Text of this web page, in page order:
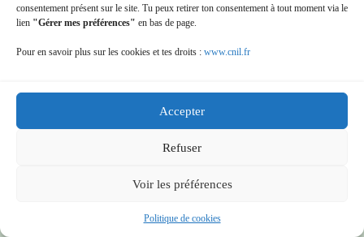
consentement présent sur le site. Tu peux retirer ton consentement à tout moment via le
lien "Gérer mes préférences" en bas de page.
Pour en savoir plus sur les cookies et tes droits : www.cnil.fr
Accepter
Refuser
Voir les préférences
Politique de cookies
15-nov-2009_-les-feuilles-dorees-a-